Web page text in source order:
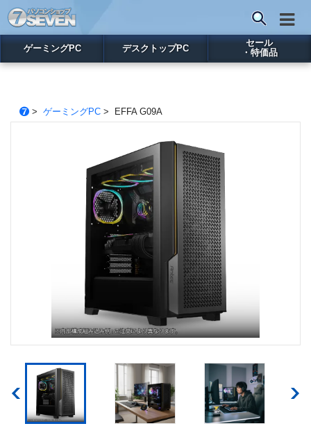
ゲーミングPC デスクトップPC
セール
・特価品
> ゲーミングPC> EFFA G09A